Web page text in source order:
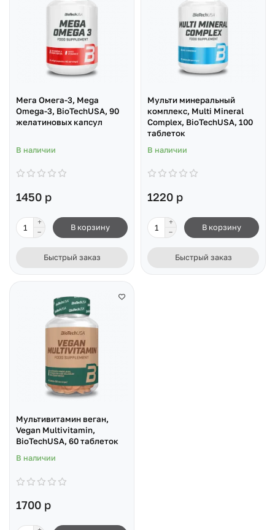
Мега Омега-3, Mega
Omega-3, BioTechUSA, 90
желатиновых капсул
В наличии
1450 р
В корзину
Быстрый заказ
Мульти минеральный
комплекс, Multi Mineral
Complex, BioTechUSA, 100
таблеток
В наличии
1220 р
В корзину
Быстрый заказ
Мультивитамин веган,
Vegan Multivitamin,
BioTechUSA, 60 таблеток
В наличии
1700 р